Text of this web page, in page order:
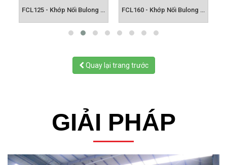
FCL125 - Khớp Nối Bulong FCL FCL160 - Khớp Nối Bulong FCL
Quay lại trang trước
GIẢI PHÁP